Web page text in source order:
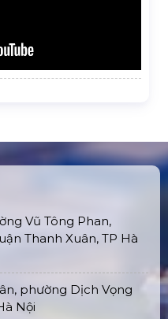
Vũ Tông Phan,
Thanh Xuân, TP Hà
phường Dịch Vọng
Nội